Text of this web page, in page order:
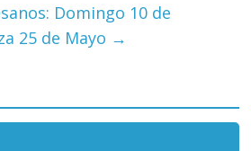
Domingo 10 de
25 de Mayo →